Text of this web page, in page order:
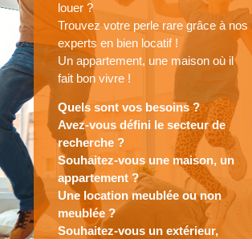
louer ?
Trouvez votre perle rare grâce à nos
experts en bien locatif !
Un appartement, une maison où il
fait bon vivre !
Quels sont vos besoins ?
Avez-vous défini le secteur de
recherche ?
Souhaitez-vous une maison, un
appartement ?
Une location meublée ou non
meublée ?
Souhaitez-vous un extérieur,